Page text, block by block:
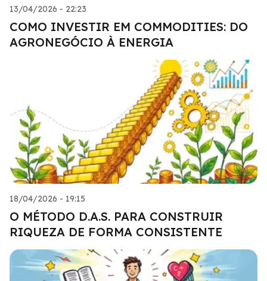
13/04/2026 - 22:23
COMO INVESTIR EM COMMODITIES: DO
AGRONEGÓCIO À ENERGIA
18/04/2026 - 19:15
O MÉTODO D.A.S. PARA CONSTRUIR
RIQUEZA DE FORMA CONSISTENTE